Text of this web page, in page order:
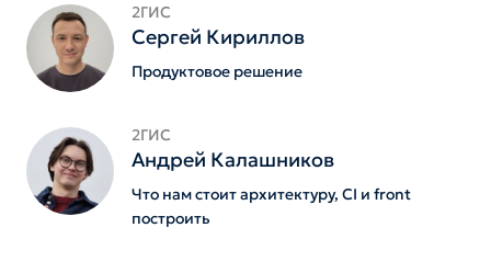
2ГИС
Сергей Кириллов
Продуктовое решение
2ГИС
Андрей Калашников
Что нам стоит архитектуру, CI и front
построить